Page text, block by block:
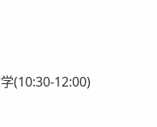
(10:30-12:00)